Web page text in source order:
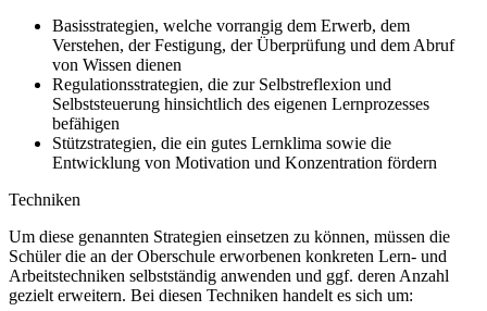
Basisstrategien, welche vorrangig dem Erwerb, dem
Verstehen, der Festigung, der Überprüfung und dem Abruf
von Wissen dienen
Regulationsstrategien, die zur Selbstreflexion und
Selbststeuerung hinsichtlich des eigenen Lernprozesses
befähigen
Stützstrategien, die ein gutes Lernklima sowie die
Entwicklung von Motivation und Konzentration fördern
Techniken
Um diese genannten Strategien einsetzen zu können, müssen die
Schüler die an der Oberschule erworbenen konkreten Lern- und
Arbeitstechniken selbstständig anwenden und ggf. deren Anzahl
gezielt erweitern. Bei diesen Techniken handelt es sich um: